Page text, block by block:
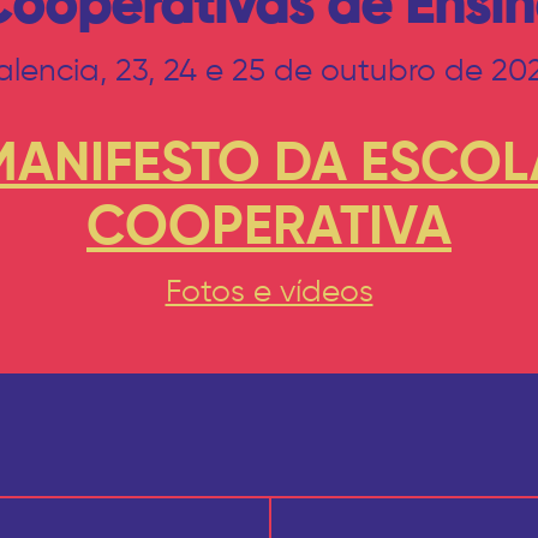
23, 24 e 25 de outubro de
DA
COOPERATIVA
Fotos e vídeos